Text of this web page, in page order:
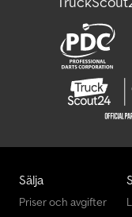
Sälja
Priser och avgifter